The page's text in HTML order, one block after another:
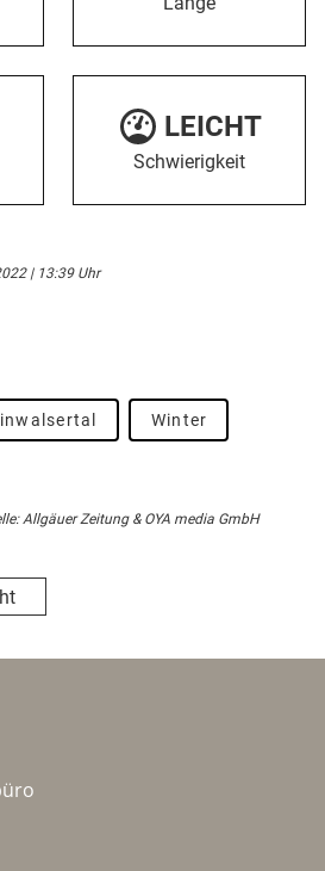
LEICHT
Schwierigkeit
| 13:39 Uhr
Winter
Allgäuer Zeitung & OYA media GmbH